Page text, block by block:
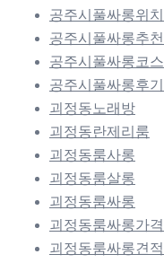
공주시풀싸롱위치
공주시풀싸롱추천
공주시풀싸롱코스
공주시풀싸롱후기
괴정동노래방
괴정동란제리룸
괴정동룸사롱
괴정동룸살롱
괴정동룸싸롱
괴정동룸싸롱가격
괴정동룸싸롱견적